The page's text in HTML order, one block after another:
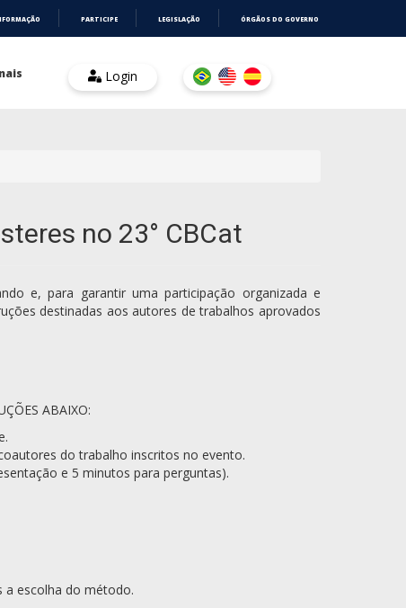
PARTICIPE LEGISLAÇÃO ÓRGÃOS DO GOVERNO
Login
no 23° CBCat
e, para garantir uma participação organizada e
destinadas aos autores de trabalhos aprovados
ABAIXO:
do trabalho inscritos no evento.
e 5 minutos para perguntas).
a escolha do método.